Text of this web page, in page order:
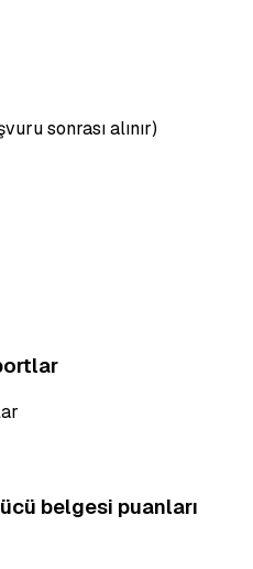
sonrası alınır)
belgesi puanları